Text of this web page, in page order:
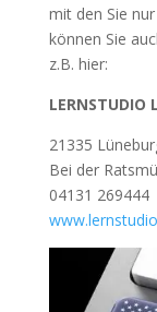
mit den Sie
können Sie
z.B. hier:
LERNSTUDIO
21335
Bei der
04131 269444